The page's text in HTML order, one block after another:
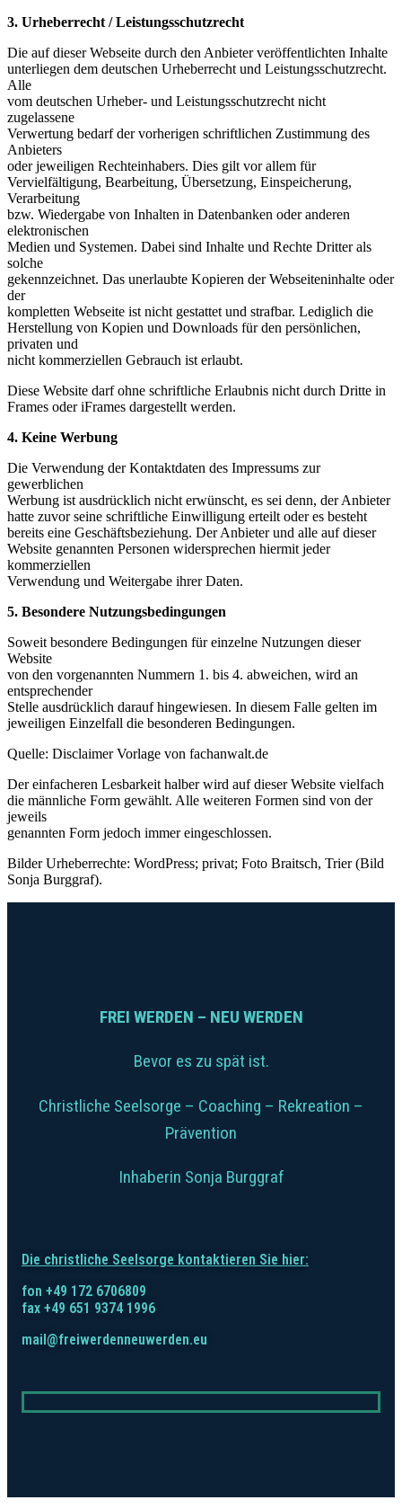
3. Urheberrecht / Leistungsschutzrecht
Die auf dieser Webseite durch den Anbieter veröffentlichten Inhalte
unterliegen dem deutschen Urheberrecht und Leistungsschutzrecht.
Alle
vom deutschen Urheber- und Leistungsschutzrecht nicht
zugelassene
Verwertung bedarf der vorherigen schriftlichen Zustimmung des
Anbieters
oder jeweiligen Rechteinhabers. Dies gilt vor allem für
Vervielfältigung, Bearbeitung, Übersetzung, Einspeicherung,
Verarbeitung
bzw. Wiedergabe von Inhalten in Datenbanken oder anderen
elektronischen
Medien und Systemen. Dabei sind Inhalte und Rechte Dritter als
solche
gekennzeichnet. Das unerlaubte Kopieren der Webseiteninhalte oder
der
kompletten Webseite ist nicht gestattet und strafbar. Lediglich die
Herstellung von Kopien und Downloads für den persönlichen,
privaten und
nicht kommerziellen Gebrauch ist erlaubt.
Diese Website darf ohne schriftliche Erlaubnis nicht durch Dritte in
Frames oder iFrames dargestellt werden.
4. Keine Werbung
Die Verwendung der Kontaktdaten des Impressums zur
gewerblichen
Werbung ist ausdrücklich nicht erwünscht, es sei denn, der Anbieter
hatte zuvor seine schriftliche Einwilligung erteilt oder es besteht
bereits eine Geschäftsbeziehung. Der Anbieter und alle auf dieser
Website genannten Personen widersprechen hiermit jeder
kommerziellen
Verwendung und Weitergabe ihrer Daten.
5. Besondere Nutzungsbedingungen
Soweit besondere Bedingungen für einzelne Nutzungen dieser
Website
von den vorgenannten Nummern 1. bis 4. abweichen, wird an
entsprechender
Stelle ausdrücklich darauf hingewiesen. In diesem Falle gelten im
jeweiligen Einzelfall die besonderen Bedingungen.
Quelle: Disclaimer Vorlage von fachanwalt.de
Der einfacheren Lesbarkeit halber wird auf dieser Website vielfach
die männliche Form gewählt. Alle weiteren Formen sind von der
jeweils
genannten Form jedoch immer eingeschlossen.
Bilder Urheberrechte: WordPress; privat; Foto Braitsch, Trier (Bild
Sonja Burggraf).
FREI WERDEN – NEU WERDEN
Bevor es zu spät ist.
Christliche Seelsorge – Coaching – Rekreation –
Prävention
Inhaberin Sonja Burggraf
Die christliche Seelsorge kontaktieren Sie hier:
fon +49 172 6706809
fax +49 651 9374 1996
mail@freiwerdenneuwerden.eu